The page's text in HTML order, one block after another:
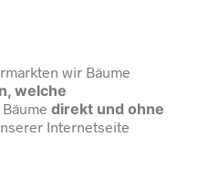
wir Bäume
welche
direkt und ohne
Internetseite